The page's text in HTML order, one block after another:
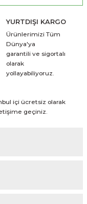
YURTDIŞI KARGO
Ürünlerimizi Tüm
Dünya'ya
garantili ve sigortalı
olarak
yollayabiliyoruz.
içi ücretsiz olarak
geçiniz.